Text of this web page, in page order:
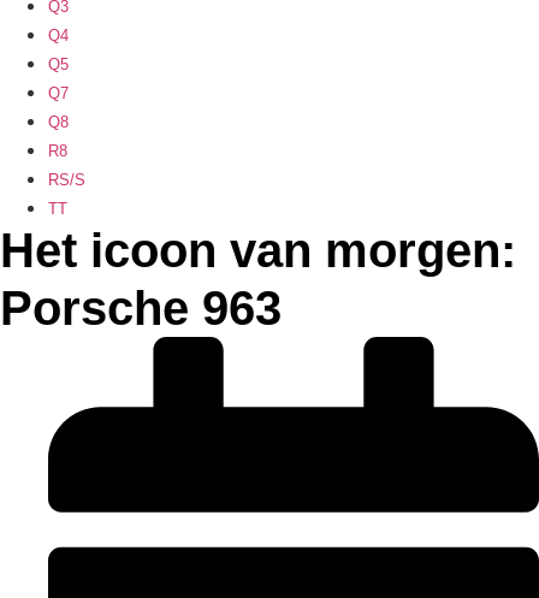
Q3
Q4
Q5
Q7
Q8
R8
RS/S
TT
Het icoon van morgen:
Porsche 963